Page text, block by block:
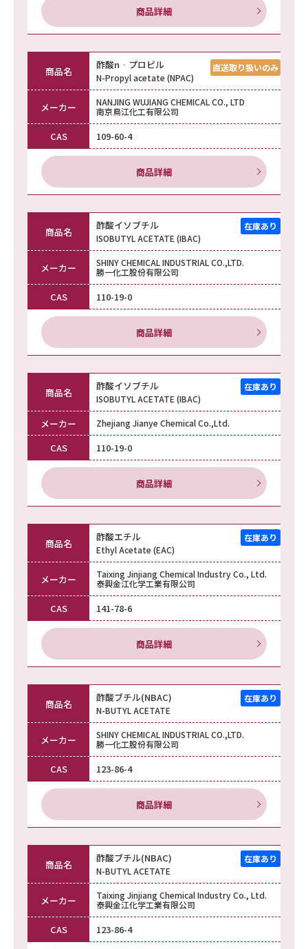
商品詳細
商品名 酢酸n‐プロピル
N-Propyl acetate (NPAC)
メーカー
NANJING WUJIANG CHEMICAL CO., LTD
南京鳥江化工有限公司
CAS 109-60-4
商品詳細
商品名 酢酸イソブチル
ISOBUTYL ACETATE (IBAC)
メーカー
SHINY CHEMICAL INDUSTRIAL CO.,LTD.
勝一化工股份有限公司
CAS 110-19-0
商品詳細
商品名 酢酸イソブチル
ISOBUTYL ACETATE (IBAC)
メーカー Zhejiang Jianye Chemical Co.,Ltd.
CAS 110-19-0
商品詳細
商品名 酢酸エチル
Ethyl Acetate (EAC)
メーカー
Taixing Jinjiang Chemical Industry Co., Ltd.
泰興金江化学工業有限公司
CAS 141-78-6
商品詳細
商品名 酢酸ブチル(NBAC)
N-BUTYL ACETATE
メーカー
SHINY CHEMICAL INDUSTRIAL CO.,LTD.
勝一化工股份有限公司
CAS 123-86-4
商品詳細
商品名 酢酸ブチル(NBAC)
N-BUTYL ACETATE
メーカー
Taixing Jinjiang Chemical Industry Co., Ltd.
泰興金江化学工業有限公司
CAS 123-86-4